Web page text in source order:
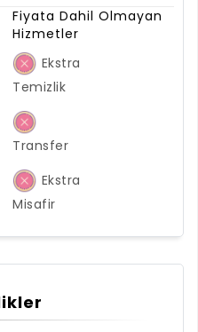
Fiyata Dahil Olmayan
Hizmetler
Ekstra
Temizlik
Transfer
Ekstra
Misafir